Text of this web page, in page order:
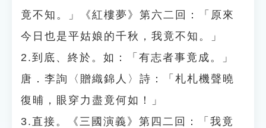
竟不知。」《紅樓夢》第六二回：「原來
今日也是平姑娘的千秋，我竟不知。」
2.到底、終於。如：「有志者事竟成。」
唐．李詢〈贈織錦人〉詩：「札札機聲曉
復晡，眼穿力盡竟何如！」
3.直接。《三國演義》第四二回：「我竟